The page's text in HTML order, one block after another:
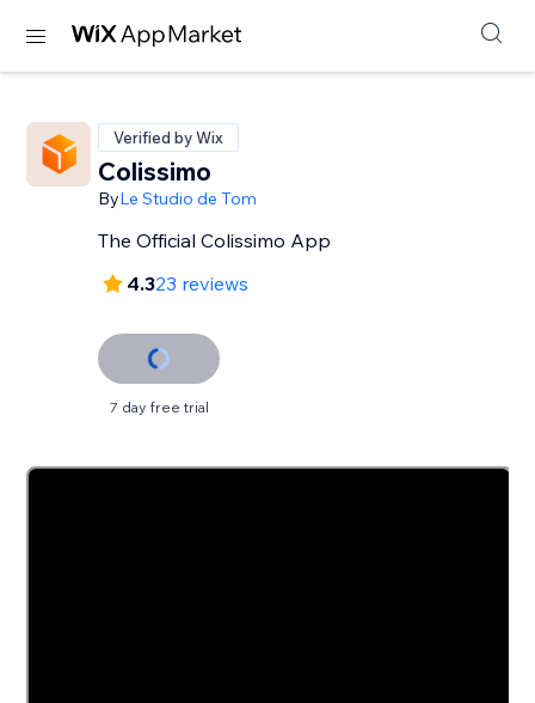
Verified by Wix
Colissimo
ByLe Studio de Tom
The Official Colissimo App
4.323 reviews
7 day free trial